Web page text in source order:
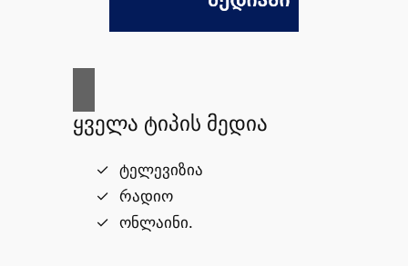
ყველა ტიპის მედია
ტელევიზია
რადიო
ონლაინი.